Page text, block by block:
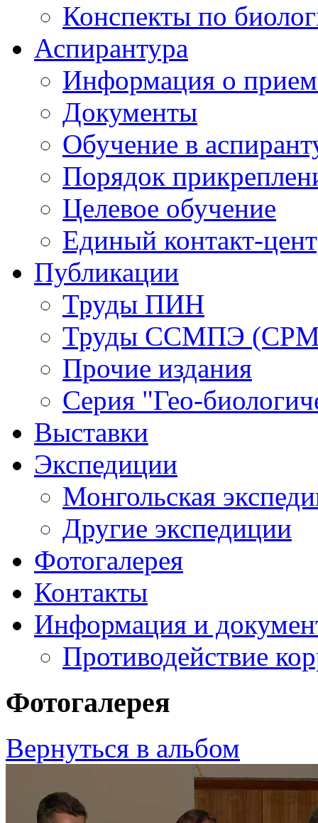
Конспекты по
Аспирантура
Информация о
Документы
Обучение в
Порядок
Целевое обучение
Единый контакт-
Публикации
Труды ПИН
Труды ССМПЭ
Прочие издания
Серия "Гео-
Выставки
Экспедиции
Монгольская
Другие экспедиции
Фотогалерея
Контакты
Информация и
Противодействие
Фотогалерея
Вернуться в альбом